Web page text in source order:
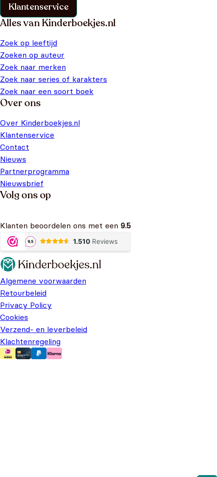
Klantenservice
Alles van Kinderboekjes.nl
Zoek op leeftijd
Zoeken op auteur
Zoek naar merken
Zoek naar series of karakters
Zoek naar een soort boek
Over ons
Over Kinderboekjes.nl
Klantenservice
Contact
Nieuws
Partnerprogramma
Nieuwsbrief
Volg ons op
Klanten beoordelen ons met een 9.5
Algemene voorwaarden
Retourbeleid
Privacy Policy
Cookies
Verzend- en leverbeleid
Klachtenregeling